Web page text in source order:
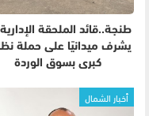
يشرف ميدانيًا على حملة
كبرى بسوق الوردة
أخبار الشمال